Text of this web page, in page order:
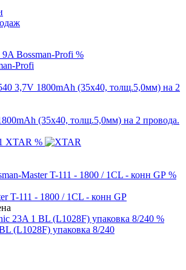
%
Profi
(35x40, толщ.5,0мм) на 2 провода.
%
%
T-111 - 1800 / 1CL - конн GP
%
(L1028F) упаковка 8/240